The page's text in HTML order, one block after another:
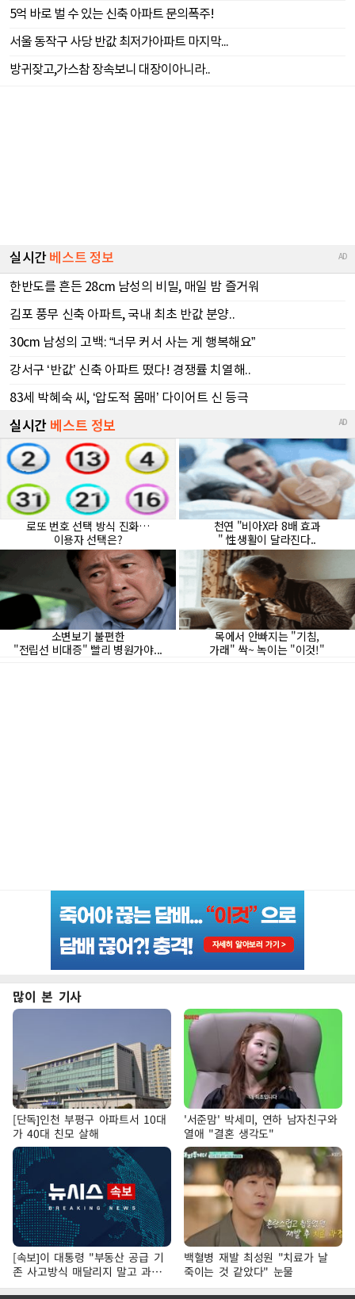
많이 본 기사
[단독]인천 부평구 아파트서 10대
가 40대 친모 살해
'서준맘' 박세미, 연하 남자친구와
열애 "결혼 생각도"
[속보]이 대통령 "부동산 공급 기
존 사고방식 매달리지 말고 과감
히 실천"
백혈병 재발 최성원 "치료가 날
죽이는 것 같았다" 눈물